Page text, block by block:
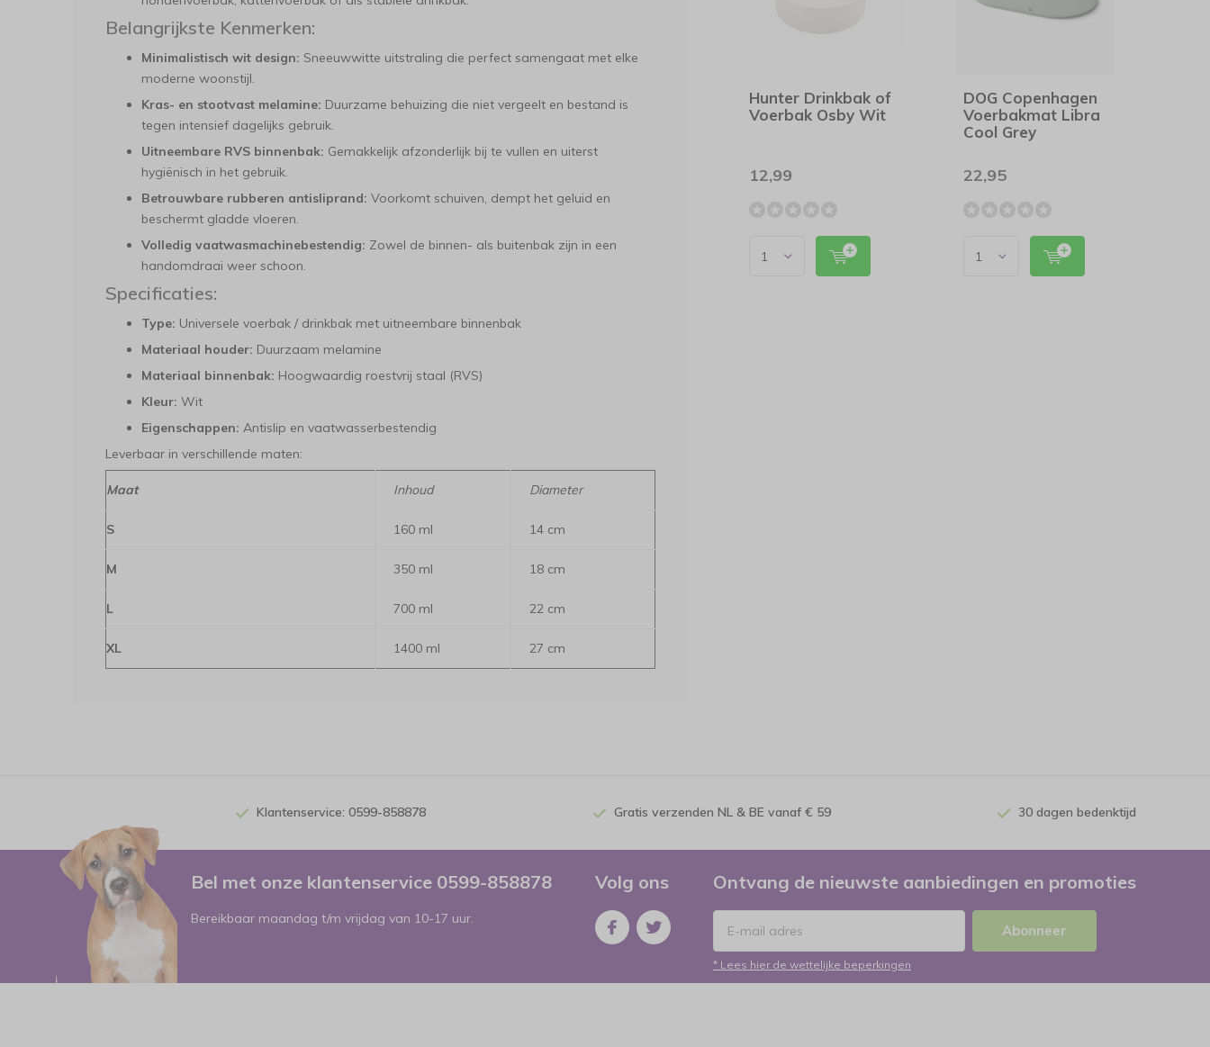
Belangrijkste Kenmerken:
Minimalistisch wit design: Sneeuwwitte uitstraling die perfect samengaat met elke
moderne woonstijl.
Kras- en stootvast melamine: Duurzame behuizing die niet vergeelt en bestand is
tegen intensief dagelijks gebruik.
Uitneembare RVS binnenbak: Gemakkelijk afzonderlijk bij te vullen en uiterst
hygiënisch in het gebruik.
Betrouwbare rubberen antisliprand: Voorkomt schuiven, dempt het geluid en
beschermt gladde vloeren.
Volledig vaatwasmachinebestendig: Zowel de binnen- als buitenbak zijn in een
handomdraai weer schoon.
Specificaties:
Type: Universele voerbak / drinkbak met uitneembare binnenbak
Materiaal houder: Duurzaam melamine
Materiaal binnenbak: Hoogwaardig roestvrij staal (RVS)
Kleur: Wit
Eigenschappen: Antislip en vaatwasserbestendig
Leverbaar in verschillende maten:
Maat Inhoud Diameter
S 160 ml 14 cm
M 350 ml 18 cm
L 700 ml 22 cm
XL 1400 ml 27 cm
Hunter Drinkbak of
Voerbak Osby Wit
12,99
DOG Copenhagen
Voerbakmat Libra
Cool Grey
22,95
Klantenservice: 0599-858878 Gratis verzenden NL & BE vanaf € 59 30 dagen bedenktijd
Bel met onze klantenservice 0599-858878
Bereikbaar maandag t/m vrijdag van 10-17 uur.
Volg ons Ontvang de nieuwste aanbiedingen en promoties
Abonneer
* Lees hier de wettelijke beperkingen